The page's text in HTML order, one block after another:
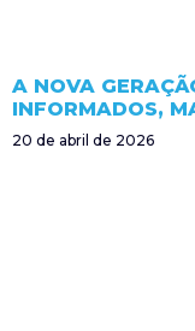
A NOVA
INFORMADOS,
20 de abril de 2026